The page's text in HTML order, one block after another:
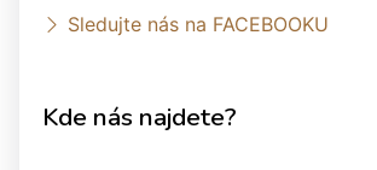
Sledujte nás na FACEBOOKU
Kde nás najdete?